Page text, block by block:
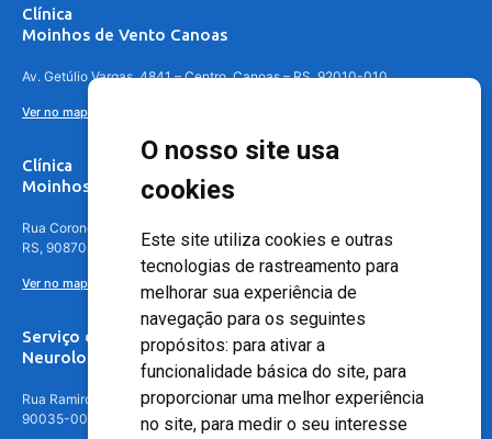
O nosso site usa
cookies
Este site utiliza cookies e outras
tecnologias de rastreamento para
melhorar sua experiência de
navegação para os seguintes
propósitos: para ativar a
funcionalidade básica do site, para
proporcionar uma melhor experiência
no site, para medir o seu interesse
Clínica
Moinhos de Vento Canoas
Av. Getúlio Vargas, 4841 – Centro, Canoas – RS, 92010-010
Ver no mapa
Clínica
Moinhos de Vento - Teresópolis
Rua Coronel Aparício Borges, 250 - 3º andar - Teresópolis, Porto Alegre -
RS, 90870-016
Ver no mapa
Serviço de
Neurologia
Rua Ramiro Barcelos, 630 – 5º andar – Floresta, Porto Alegre – RS,
90035-001